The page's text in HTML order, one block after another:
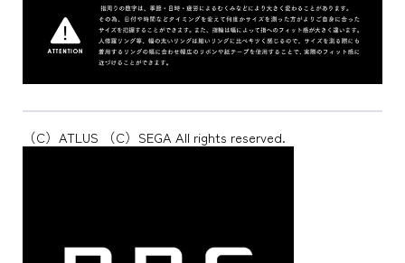
（C）ATLUS （C）SEGA All rights reserved.